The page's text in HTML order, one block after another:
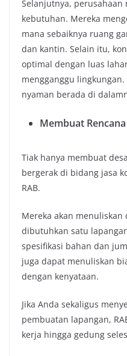
Selanjutnya,
kebutuhan. Mereka
mana sebaiknya ruang
dan kantin. Selain itu,
optimal dengan luas
mengganggu
nyaman berada di
Membuat
Tiak hanya membuat
bergerak di bidang jasa
RAB.
Mereka akan
dibutuhkan satu
spesifikasi bahan dan
juga dapat menuliskan
dengan kenyataan.
Jika Anda sekaligus
pembuatan lapangan,
kerja hingga gedung